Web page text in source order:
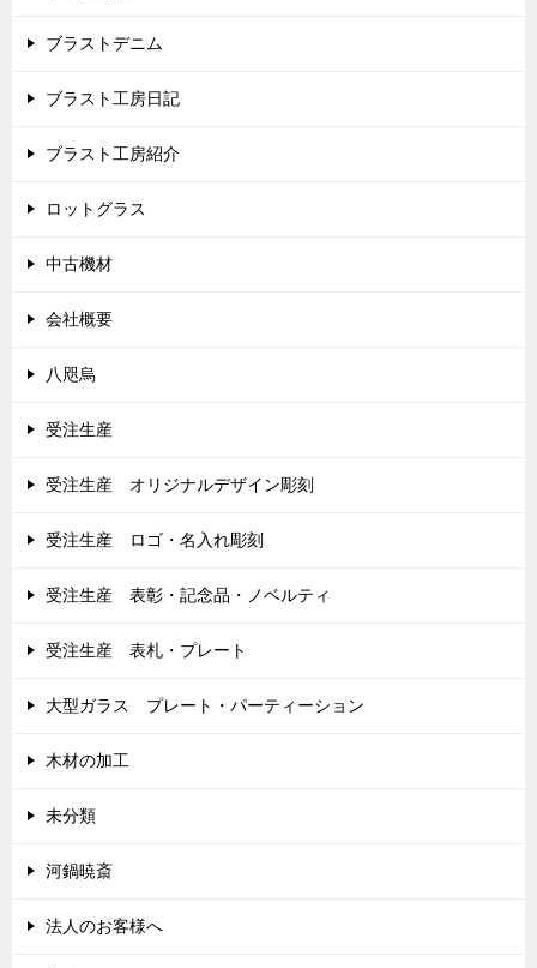
ブラストデニム
ブラスト工房日記
ブラスト工房紹介
ロットグラス
中古機材
会社概要
八咫烏
受注生産
受注生産 オリジナルデザイン彫刻
受注生産 ロゴ・名入れ彫刻
受注生産 表彰・記念品・ノベルティ
受注生産 表札・プレート
大型ガラス プレート・パーティーション
木材の加工
未分類
河鍋暁斎
法人のお客様へ